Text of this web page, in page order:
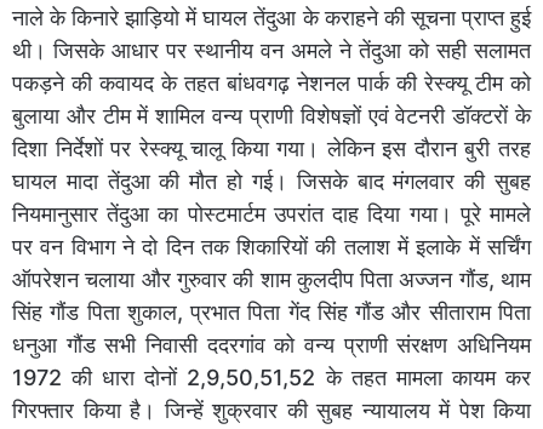
नाले के किनारे झाड़ियो में घायल तेंदुआ के कराहने की सूचना प्राप्त हुई
थी। जिसके आधार पर स्थानीय वन अमले ने तेंदुआ को सही सलामत
पकड़ने की कवायद के तहत बांधवगढ़ नेशनल पार्क की रेस्क्यू टीम को
बुलाया और टीम में शामिल वन्य प्राणी विशेषज्ञों एवं वेटनरी डॉक्टरों के
दिशा निर्देशों पर रेस्क्यू चालू किया गया। लेकिन इस दौरान बुरी तरह
घायल मादा तेंदुआ की मौत हो गई। जिसके बाद मंगलवार की सुबह
नियमानुसार तेंदुआ का पोस्टमार्टम उपरांत दाह दिया गया। पूरे मामले
पर वन विभाग ने दो दिन तक शिकारियों की तलाश में इलाके में सर्चिंग
ऑपरेशन चलाया और गुरुवार की शाम कुलदीप पिता अज्जन गौंड, थाम
सिंह गौंड पिता शुकाल, प्रभात पिता गेंद सिंह गौंड और सीताराम पिता
धनुआ गौंड सभी निवासी ददरगांव को वन्य प्राणी संरक्षण अधिनियम
1972 की धारा दोनों 2,9,50,51,52 के तहत मामला कायम कर
गिरफ्तार किया है। जिन्हें शुक्रवार की सुबह न्यायालय में पेश किया